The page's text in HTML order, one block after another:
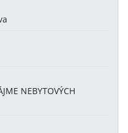
NEBYTOVÝCH